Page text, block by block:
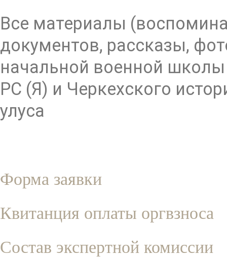
Все материалы
документов, рассказы,
начальной военной
РС (Я) и Черкехского
улуса
Форма заявки
Квитанция оплаты оргвзноса
Состав экспертной комиссии